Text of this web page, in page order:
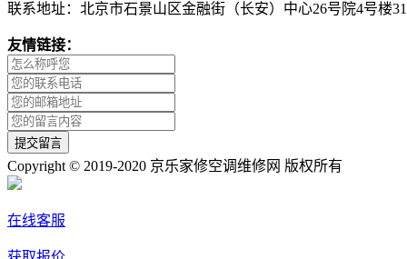
联系地址：北京市石景山区金融街（长安）中心26号院4号楼
友情链接：
Copyright © 2019-2020 京乐家修空调维修网 版权所有
在线客服